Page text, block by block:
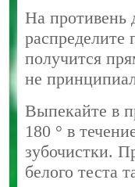
На противень
распределите
получится
не
Выпекайте в
180 ° в
зубочистки.
белого теста